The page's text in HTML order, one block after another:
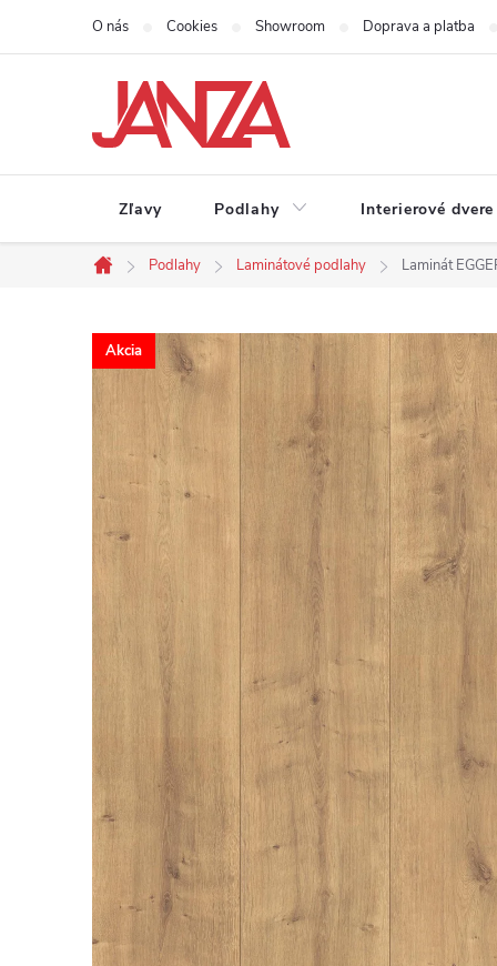
Prejsť na obsah
O nás Cookies Showroom Doprava a platba
Zľavy Podlahy Interierové dvere
Domov
Podlahy Laminátové podlahy Laminát
Akcia